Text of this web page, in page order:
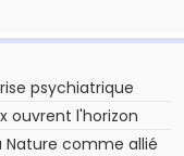
psychiatrique
ouvrent l'horizon
Nature comme allié